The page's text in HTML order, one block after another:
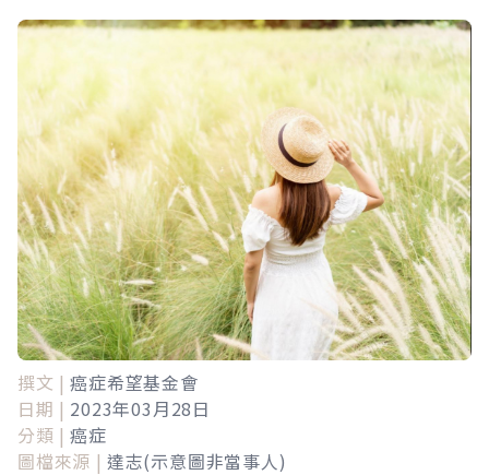
撰文 | 癌症希望基金會
日期 | 2023年03月28日
分類 | 癌症
圖檔來源 | 達志(示意圖非當事人)